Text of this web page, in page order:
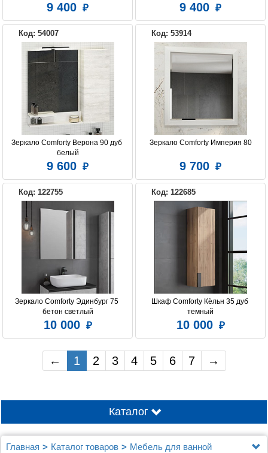
9 400 9 400
Код: 54007
Зеркало Comforty Верона 90 дуб
белый
9 600
Код: 53914
Зеркало Comforty Империя 80
9 700
Код: 122755
Зеркало Comforty Эдинбург 75
бетон светлый
10 000
Код: 122685
Шкаф Comforty Кёльн 35 дуб
темный
10 000
← 1 2 3 4 5 6 7 →
Каталог
Главная Каталог товаров Мебель для ванной